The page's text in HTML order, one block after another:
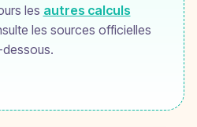
les autres calculs
les sources officielles